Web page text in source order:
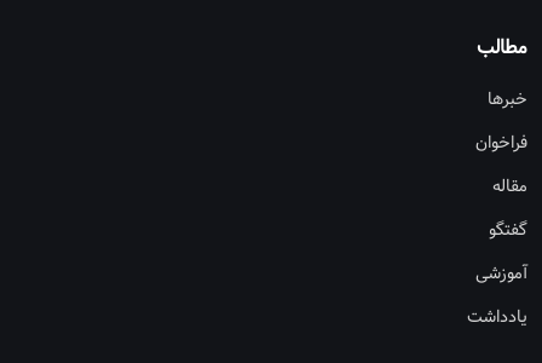
مطالب
خبرها
فراخوان
مقاله
گفتگو
آموزشی
یادداشت